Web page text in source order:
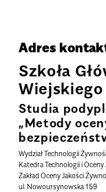
Adres
Szkoła
Studia
„Metody
Wydział Technologii
Katedra Technologii i
Zakład Oceny Jakości
ul. Nowoursynowska 159